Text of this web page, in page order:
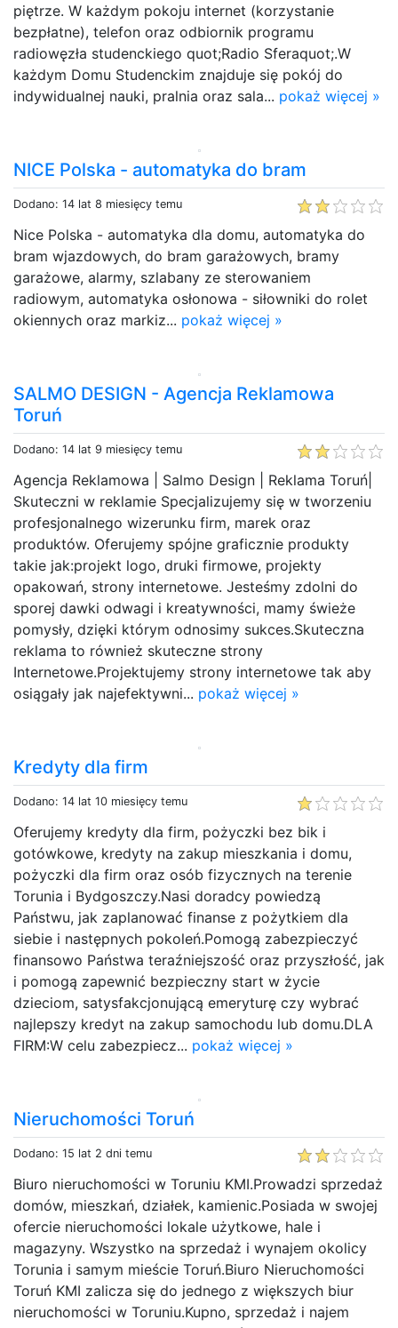
piętrze. W każdym pokoju internet (korzystanie
bezpłatne), telefon oraz odbiornik programu
radiowęzła studenckiego quot;Radio Sferaquot;.W
każdym Domu Studenckim znajduje się pokój do
indywidualnej nauki, pralnia oraz sala... pokaż więcej »
NICE Polska - automatyka do bram
Dodano: 14 lat 8 miesięcy temu
Nice Polska - automatyka dla domu, automatyka do
bram wjazdowych, do bram garażowych, bramy
garażowe, alarmy, szlabany ze sterowaniem
radiowym, automatyka osłonowa - siłowniki do rolet
okiennych oraz markiz... pokaż więcej »
SALMO DESIGN - Agencja Reklamowa
Toruń
Dodano: 14 lat 9 miesięcy temu
Agencja Reklamowa | Salmo Design | Reklama Toruń|
Skuteczni w reklamie Specjalizujemy się w tworzeniu
profesjonalnego wizerunku firm, marek oraz
produktów. Oferujemy spójne graficznie produkty
takie jak:projekt logo, druki firmowe, projekty
opakowań, strony internetowe. Jesteśmy zdolni do
sporej dawki odwagi i kreatywności, mamy świeże
pomysły, dzięki którym odnosimy sukces.Skuteczna
reklama to również skuteczne strony
Internetowe.Projektujemy strony internetowe tak aby
osiągały jak najefektywni... pokaż więcej »
Kredyty dla firm
Dodano: 14 lat 10 miesięcy temu
Oferujemy kredyty dla firm, pożyczki bez bik i
gotówkowe, kredyty na zakup mieszkania i domu,
pożyczki dla firm oraz osób fizycznych na terenie
Torunia i Bydgoszczy.Nasi doradcy powiedzą
Państwu, jak zaplanować finanse z pożytkiem dla
siebie i następnych pokoleń.Pomogą zabezpieczyć
finansowo Państwa teraźniejszość oraz przyszłość, jak
i pomogą zapewnić bezpieczny start w życie
dzieciom, satysfakcjonującą emeryturę czy wybrać
najlepszy kredyt na zakup samochodu lub domu.DLA
FIRM:W celu zabezpiecz... pokaż więcej »
Nieruchomości Toruń
Dodano: 15 lat 2 dni temu
Biuro nieruchomości w Toruniu KMI.Prowadzi sprzedaż
domów, mieszkań, działek, kamienic.Posiada w swojej
ofercie nieruchomości lokale użytkowe, hale i
magazyny. Wszystko na sprzedaż i wynajem okolicy
Torunia i samym mieście Toruń.Biuro Nieruchomości
Toruń KMI zalicza się do jednego z większych biur
nieruchomości w Toruniu.Kupno, sprzedaż i najem